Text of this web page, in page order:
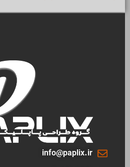
info@paplix.ir